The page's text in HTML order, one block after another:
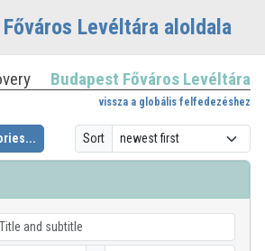
Levéltára aloldala
Budapest Főváros Levéltára
vissza a globális felfedezéshez
Sort